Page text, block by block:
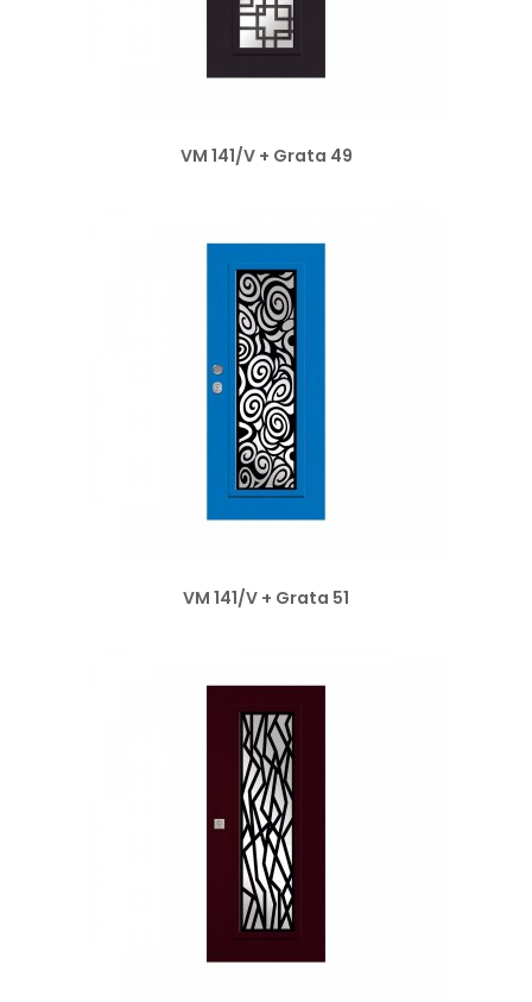
VM 141/V + Grata 49
VM 141/V + Grata 51